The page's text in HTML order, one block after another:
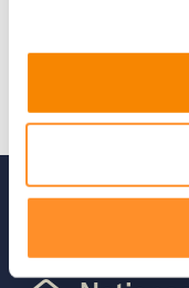
Heb je
helpt je graag!
Neem contact